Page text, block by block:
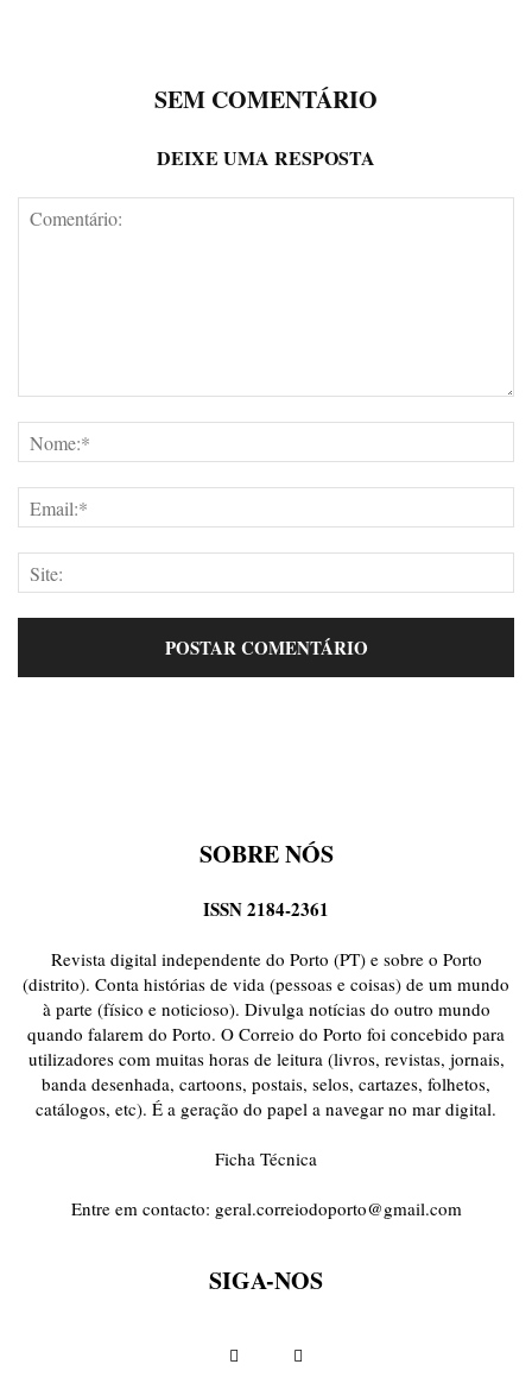
SEM COMENTÁRIO
DEIXE UMA RESPOSTA
SOBRE NÓS
ISSN 2184-2361
Revista digital independente do Porto (PT) e sobre o Porto
(distrito). Conta histórias de vida (pessoas e coisas) de um mundo
à parte (físico e noticioso). Divulga notícias do outro mundo
quando falarem do Porto. O Correio do Porto foi concebido para
utilizadores com muitas horas de leitura (livros, revistas, jornais,
banda desenhada, cartoons, postais, selos, cartazes, folhetos,
catálogos, etc). É a geração do papel a navegar no mar digital.
Ficha Técnica
Entre em contacto: geral.correiodoporto@gmail.com
SIGA-NOS